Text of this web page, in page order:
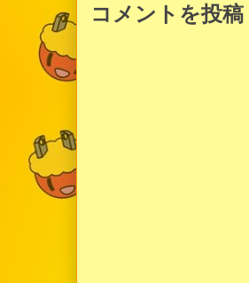
コメントを投稿